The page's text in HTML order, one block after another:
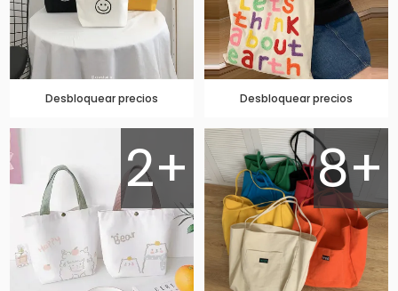
Desbloquear precios Desbloquear precios
2+ 8+